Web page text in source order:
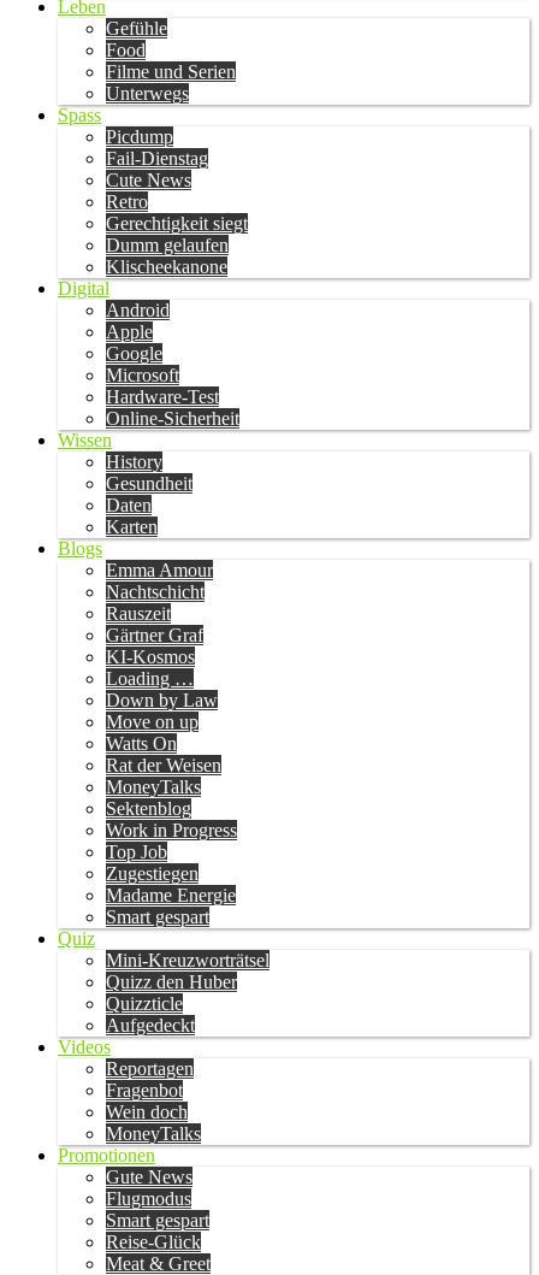
Leben
Gefühle
Food
Filme und Serien
Unterwegs
Spass
Picdump
Fail-Dienstag
Cute News
Retro
Gerechtigkeit siegt
Dumm gelaufen
Klischeekanone
Digital
Android
Apple
Google
Microsoft
Hardware-Test
Online-Sicherheit
Wissen
History
Gesundheit
Daten
Karten
Blogs
Emma Amour
Nachtschicht
Rauszeit
Gärtner Graf
KI-Kosmos
Loading …
Down by Law
Move on up
Watts On
Rat der Weisen
MoneyTalks
Sektenblog
Work in Progress
Top Job
Zugestiegen
Madame Energie
Smart gespart
Quiz
Mini-Kreuzworträtsel
Quizz den Huber
Quizzticle
Aufgedeckt
Videos
Reportagen
Fragenbot
Wein doch
MoneyTalks
Promotionen
Gute News
Flugmodus
Smart gespart
Reise-Glück
Meat & Greet